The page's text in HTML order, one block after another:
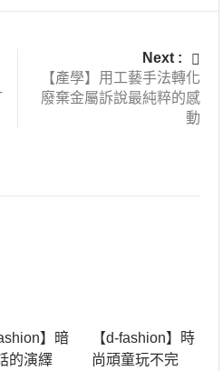
Next :
【產學】用工藝手法轉化
廢棄金屬訴說最純粹的感
動
】暗
的演繹
【d-fashion】時
尚頑童玩不完